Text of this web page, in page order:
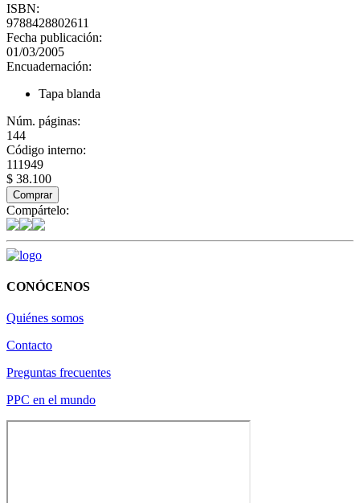
ISBN:
9788428802611
Fecha publicación:
01/03/2005
Encuadernación:
Tapa blanda
Núm. páginas:
144
Código interno:
111949
$ 38.100
Comprar
Compártelo:
CONÓCENOS
Quiénes somos
Contacto
Preguntas frecuentes
PPC en el mundo